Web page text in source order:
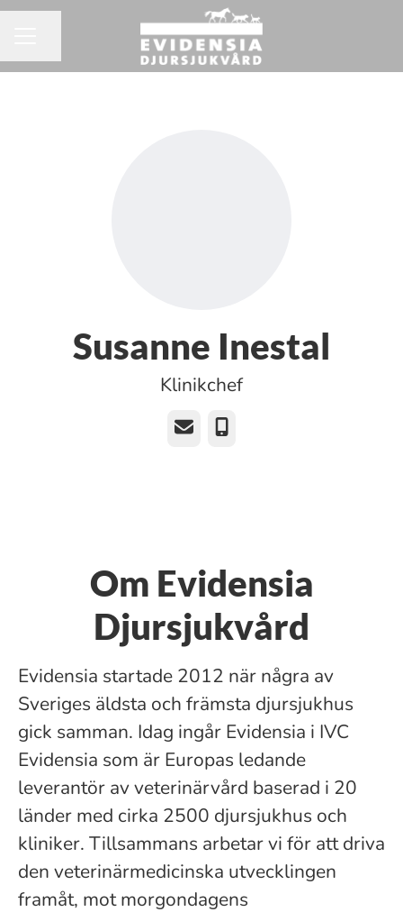
Susanne Inestal
Klinikchef
E-post Telefon
Om Evidensia
Djursjukvård
Evidensia startade 2012 när några av
Sveriges äldsta och främsta djursjukhus
gick samman. Idag ingår Evidensia i IVC
Evidensia som är Europas ledande
leverantör av veterinärvård baserad i 20
länder med cirka 2500 djursjukhus och
kliniker. Tillsammans arbetar vi för att driva
den veterinärmedicinska utvecklingen
framåt, mot morgondagens